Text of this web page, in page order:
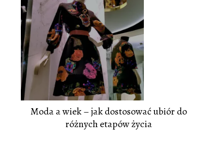
Moda a wiek – jak dostosować ubiór do
różnych etapów życia